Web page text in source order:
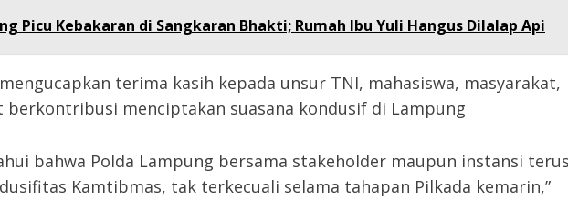
Picu Kebakaran di Sangkaran Bhakti; Rumah Ibu Yuli Hangus Dilalap Api
terima kasih kepada unsur TNI, mahasiswa, masyarakat,
berkontribusi menciptakan suasana kondusif di Lampung
bahwa Polda Lampung bersama stakeholder maupun instansi terus
Kamtibmas, tak terkecuali selama tahapan Pilkada kemarin,”